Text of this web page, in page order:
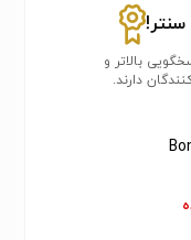
سنتر!
بالاتر و
دارند.